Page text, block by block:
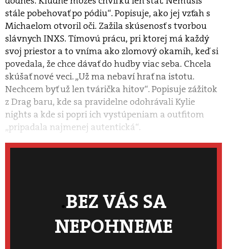
stále pobehovať po pódiu“. Popisuje, ako jej vzťah s
Michaelom otvoril oči. Zažila skúsenosť s tvorbou
slávnych INXS. Tímovú prácu, pri ktorej má každý
svoj priestor a to vníma ako zlomový okamih, keď si
povedala, že chce dávať do hudby viac seba. Chcela
skúšať nové veci. „Už ma nebaví hrať na istotu.
Nechcem byť už len tvárička hitov“. Popisuje zážitok
z Drag baru, kde sa pravidelne odohrávali Kylie
nights a kde si popri ich vystúpeniam a outfitom
„pripadala najmenej autentická“.
BEZ VÁS SA
NEPOHNEME